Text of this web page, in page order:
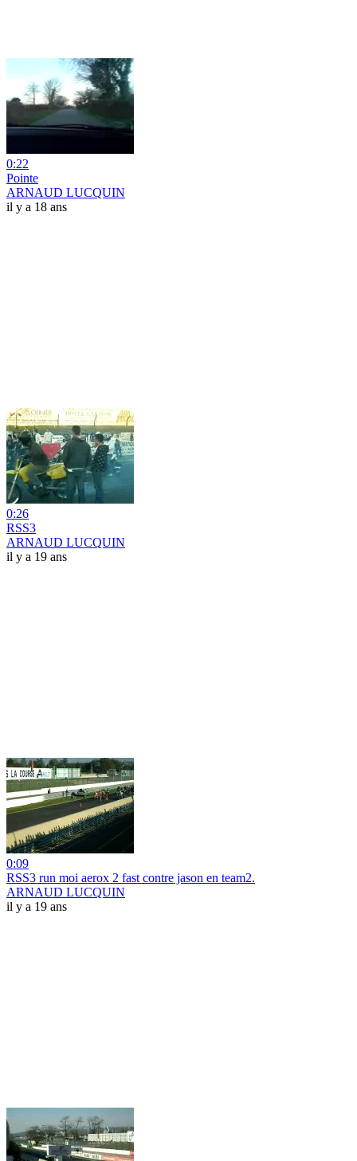
0:22
Pointe
ARNAUD LUCQUIN
il y a 18 ans
0:26
RSS3
ARNAUD LUCQUIN
il y a 19 ans
0:09
RSS3 run moi aerox 2 fast contre jason en team2.
ARNAUD LUCQUIN
il y a 19 ans